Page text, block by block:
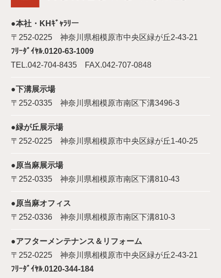
●本社・KHｷﾞｬﾗﾘー
〒252-0225 神奈川県相模原市中央区緑が丘2-43-21
ﾌﾘｰﾀﾞｲﾔﾙ.0120-63-1009
TEL.042-704-8435 FAX.042-707-0848
●下溝展示場
〒252-0335 神奈川県相模原市南区下溝3496-3
●緑が丘展示場
〒252-0225 神奈川県相模原市中央区緑が丘1-40-25
●原当麻展示場
〒252-0335 神奈川県相模原市南区下溝810-43
●原当麻オフィス
〒252-0336 神奈川県相模原市南区下溝810-3
●アフターメンテナンス＆リフォーム
〒252-0225 神奈川県相模原市中央区緑が丘2-43-21
ﾌﾘｰﾀﾞｲﾔﾙ.0120-344-184